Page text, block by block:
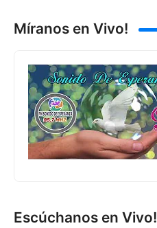
Míranos en Vivo!
Escúchanos en Vivo!